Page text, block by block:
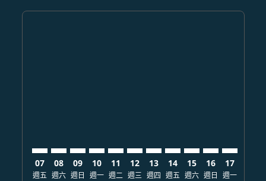
07
週五
08
週六
09
週日
10
週一
11
週二
12
週三
13
週四
14
週五
15
週六
16
週日
17
週一